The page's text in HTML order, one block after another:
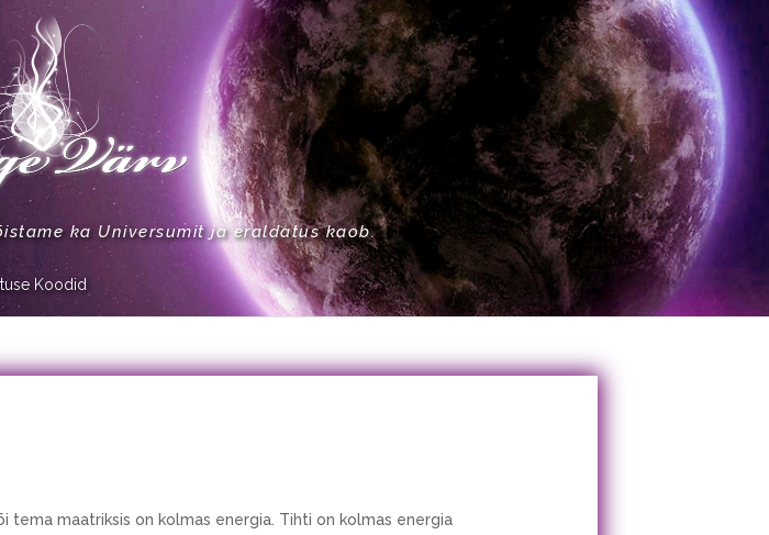
ka Universumit ja eraldatus kaob.
Koodid
tema maatriksis on kolmas energia. Tihti on kolmas energia